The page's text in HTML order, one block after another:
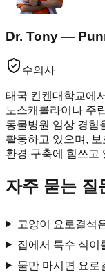
Dr. Tony —
수의사
태국 컨켄대학교에
노스캐롤라이나 주
동물병원 임상 경험
활동하고 있으며,
환경 구축에 힘쓰고
자주 묻는 질
고양이 요로결석
집에서 특수 식이
물만 마시면 요로